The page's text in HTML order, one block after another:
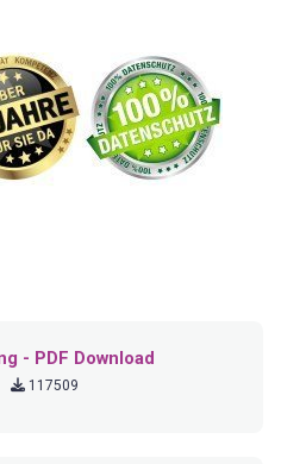
- PDF Download
117509